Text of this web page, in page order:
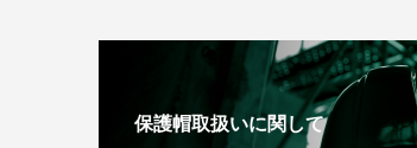
保護帽取扱いに関して